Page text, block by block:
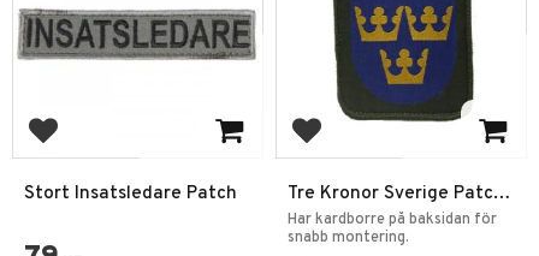
Add to favorites
Stort Insatsledare Patch
Add to favorites
Tre Kronor Sverige Patch
Tyg märke
Har kardborre på baksidan för
snabb montering.